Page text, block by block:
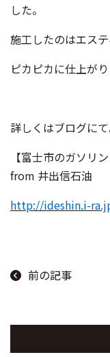
した。
施工したのはエステ
ピカピカに仕上がり
詳しくはブログにて
【富士市のガソリ
from 井出信石油
http://ideshin.i-
前の記事